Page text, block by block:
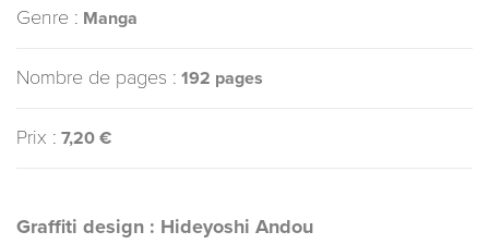
Genre : Manga
Nombre de pages : 192 pages
Prix : 7,20 €
Graffiti design : Hideyoshi Andou